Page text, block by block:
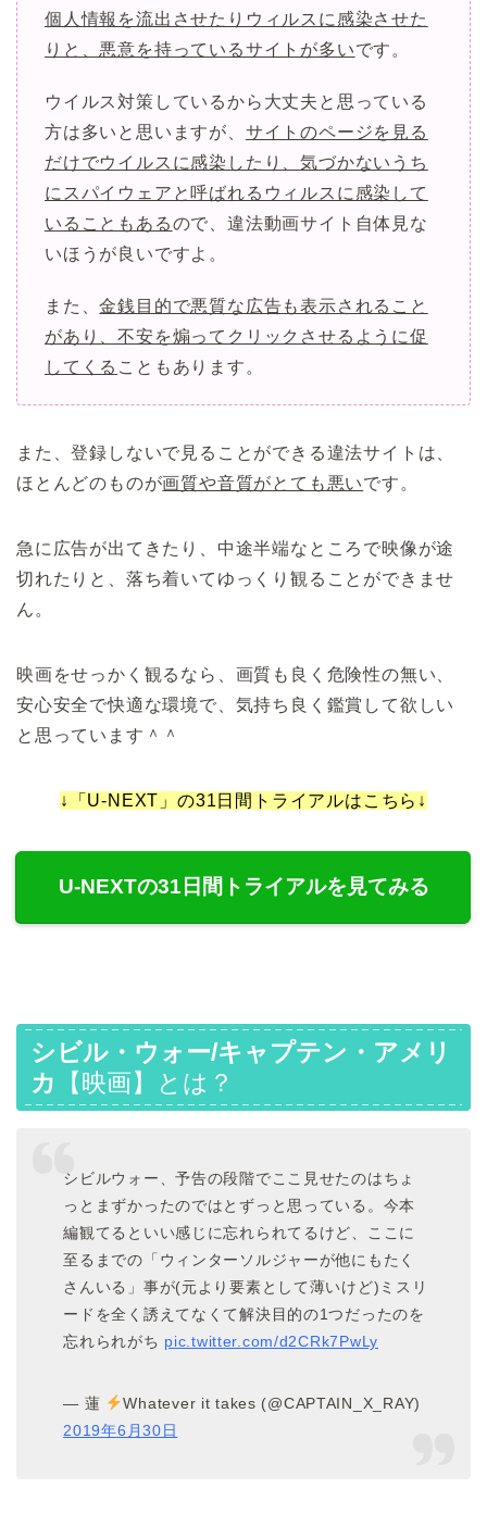
個人情報を流出させたりウィルスに感染させた
りと、悪意を持っているサイトが多いです。
ウイルス対策しているから大丈夫と思っている
方は多いと思いますが、 サイトのページを見る
だけでウイルスに感染したり、気づかないうち
にスパイウェアと呼ばれるウィルスに感染して
いることもあるので、違法動画サイト自体見な
いほうが良いですよ。
また、金銭目的で悪質な広告も表示されること
があり、不安を煽ってクリックさせるように促
してくる こともあります。
また、登録しないで見ることができる違法サイトは、
ほとんどのものが画質や音質がとても悪いです。
急に広告が出てきたり、中途半端なところで映像が途
切れたりと、落ち着いてゆっくり観ることができませ
ん。
映画をせっかく観るなら、画質も良く危険性の無い、
安心安全で快適な環境で、気持ち良く鑑賞して欲しい
と思っています＾＾
↓「U-NEXT」の31日間トライアルはこちら↓
U-NEXTの31日間トライアルを見てみる
シビル・ウォー/キャプテン・アメリ
カ
【映画】とは？
シビルウォー、予告の段階でここ見せたのはちょ
っとまずかったのではとずっと思っている。今本
編観てるといい感じに忘れられてるけど、ここに
至るまでの「ウィンターソルジャーが他にもたく
さんいる」事が(元より要素として薄いけど)ミスリ
ードを全く誘えてなくて解決目的の1つだったのを
忘れられがち pic.twitter.com/d2CRk7PwLy
— 蓮
Whatever it takes (@CAPTAIN_X_RAY)
2019年6月30日